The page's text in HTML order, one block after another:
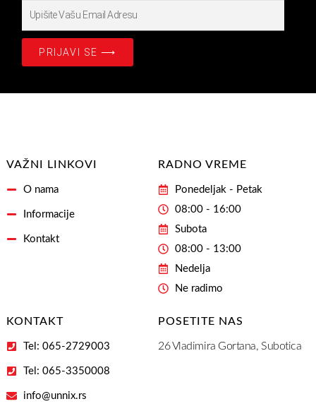
Email
PRIJAVI SE ⟶
VAŽNI LINKOVI
O nama
Informacije
Kontakt
RADNO VREME
Ponedeljak - Petak
08:00 - 16:00
Subota
08:00 - 13:00
Nedelja
Ne radimo
KONTAKT
Tel: 065-2729003
Tel: 065-3350008
info@unnix.rs
POSETITE NAS
26 Vladimira Gortana, Subotica